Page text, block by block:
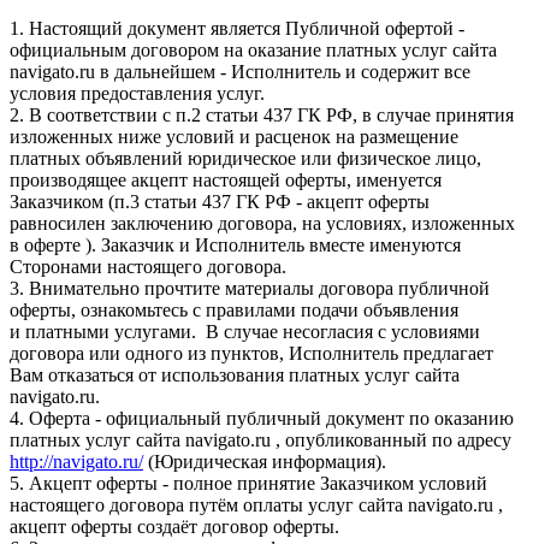
1. Настоящий документ является Публичной офертой -
официальным договором на оказание платных услуг сайта
navigato.ru в дальнейшем - Исполнитель и содержит все
условия предоставления услуг.
2. В соответствии с п.2 статьи 437 ГК РФ, в случае принятия
изложенных ниже условий и расценок на размещение
платных объявлений юридическое или физическое лицо,
производящее акцепт настоящей оферты, именуется
Заказчиком (п.3 статьи 437 ГК РФ - акцепт оферты
равносилен заключению договора, на условиях, изложенных
в оферте ). Заказчик и Исполнитель вместе именуются
Сторонами настоящего договора.
3. Внимательно прочтите материалы договора публичной
оферты, ознакомьтесь с правилами подачи объявления
и платными услугами. В случае несогласия с условиями
договора или одного из пунктов, Исполнитель предлагает
Вам отказаться от использования платных услуг сайта
navigato.ru.
4. Оферта - официальный публичный документ по оказанию
платных услуг сайта navigato.ru , опубликованный по адресу
http://navigato.ru/(Юридическая информация).
5. Акцепт оферты - полное принятие Заказчиком условий
настоящего договора путём оплаты услуг сайта navigato.ru ,
акцепт оферты создаёт договор оферты.